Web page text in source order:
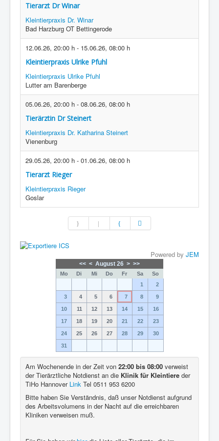
Tierarzt Dr Winar
Kleintierpraxis Dr. Winar
Bad Harzburg OT Bettingerode
12.06.26, 20:00 h - 15.06.26, 08:00 h
Kleintierpraxis Ulrike Pfuhl
Kleintierpraxis Ulrike Pfuhl
Lutter am Barenberge
05.06.26, 20:00 h - 08.06.26, 08:00 h
Tierärztin Dr Steinert
Kleintierpraxis Dr. Katharina Steinert
Vienenburg
29.05.26, 20:00 h - 01.06.26, 08:00 h
Tierarzt Rieger
Kleintierpraxis Rieger
Goslar
Powered by JEM
<< < August 26 > >>
Mo Di Mi Do Fr Sa
So
1
2
3 4 5 6 7 8 9
10 11 12 13 14 15 16
17 18 19 20 21 22 23
24 25 26 27 28 29 30
31
Am Wochenende in der Zeit von 22:00 bis 08:00 verweist
der Tierärztliche Notdienst an die Klinik für Kleintiere der
TiHo Hannover Link Tel 0511 953 6200
Bitte haben Sie Verständnis, daß unser Notdienst aufgrund
des Arbeitsvolumens in der Nacht auf die erreichbaren
Kliniken verweisen muß.